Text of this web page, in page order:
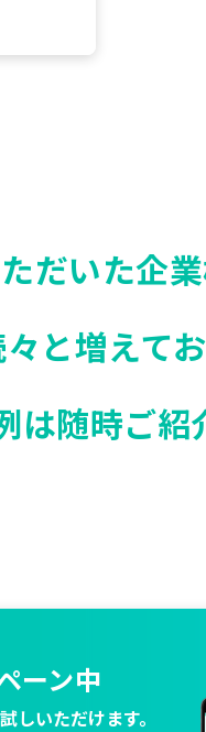
だいた企
と増えてお
は随時ご紹
ーン中
しいただけます。